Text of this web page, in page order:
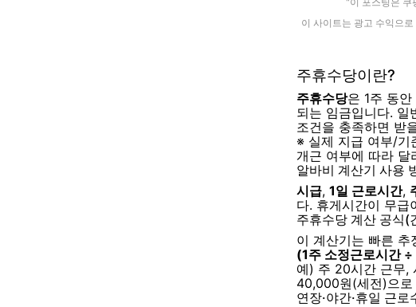
이 사이트는 광고 수익으
주휴수당이란?
주휴수당은 1주 동
되는 임금입니다. 일
조건을 충족하면 받
※ 실제 지급 여부/기
개근 여부에 따라 달
알바비 계산기 사용
시급, 1일 근로시간,
다. 휴게시간이 무급
주휴수당 계산 공식(
이 계산기는 빠른 추
(1주 소정근로시간
예) 주 20시간 근무
40,000원(세전)으로
연장·야간·휴일 근